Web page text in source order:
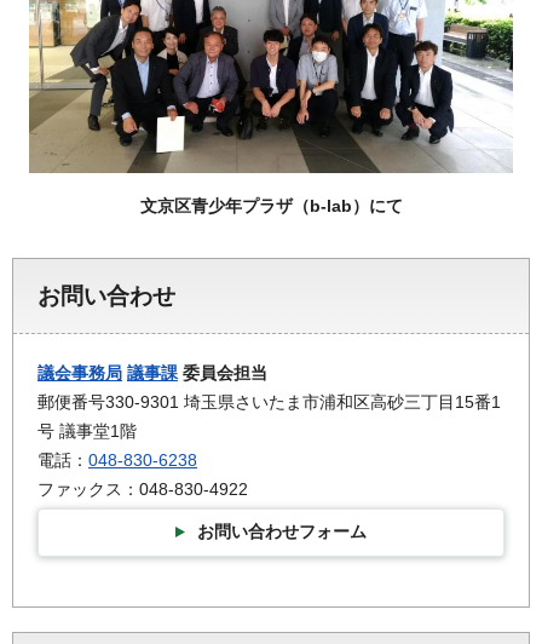
文京区青少年プラザ（b-lab）にて
お問い合わせ
議会事務局 議事課 委員会担当
郵便番号330-9301 埼玉県さいたま市浦和区高砂三丁目15番1
号 議事堂1階
電話： 048-830-6238
ファックス：048-830-4922
お問い合わせフォーム